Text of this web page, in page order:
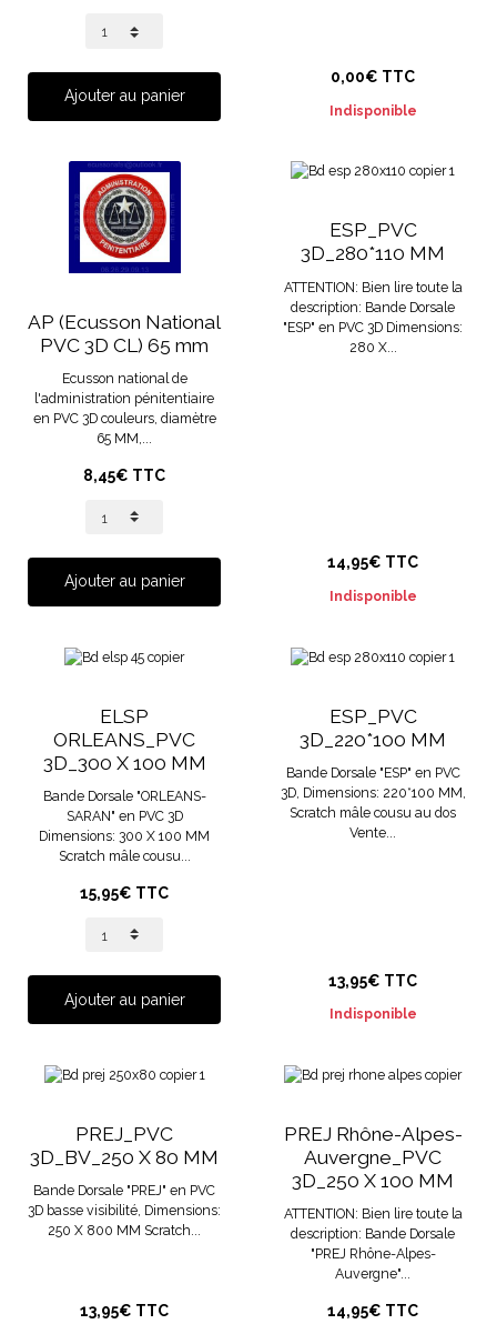
Ajouter au panier
0,00€ TTC
Indisponible
AP (Ecusson National
PVC 3D CL) 65 mm
Ecusson national de
l'administration pénitentiaire
en PVC 3D couleurs, diamètre
65 MM,...
8,45€ TTC
Ajouter au panier
ESP_PVC
3D_280*110 MM
ATTENTION: Bien lire toute la
description: Bande Dorsale
"ESP" en PVC 3D Dimensions:
280 X...
14,95€ TTC
Indisponible
ELSP
ORLEANS_PVC
3D_300 X 100 MM
Bande Dorsale "ORLEANS-
SARAN" en PVC 3D
Dimensions: 300 X 100 MM
Scratch mâle cousu...
15,95€ TTC
Ajouter au panier
ESP_PVC
3D_220*100 MM
Bande Dorsale "ESP" en PVC
3D, Dimensions: 220*100 MM,
Scratch mâle cousu au dos
Vente...
13,95€ TTC
Indisponible
PREJ_PVC
3D_BV_250 X 80 MM
Bande Dorsale "PREJ" en PVC
3D basse visibilité, Dimensions:
250 X 800 MM Scratch...
13,95€ TTC
PREJ Rhône-Alpes-
Auvergne_PVC
3D_250 X 100 MM
ATTENTION: Bien lire toute la
description: Bande Dorsale
"PREJ Rhône-Alpes-
Auvergne"...
14,95€ TTC